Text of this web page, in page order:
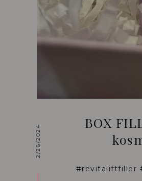
2/28/2024
BOX
#revitaliftfiller